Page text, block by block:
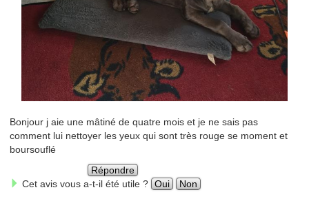
Bonjour j aie une mâtiné de quatre mois et je ne sais pas
comment lui nettoyer les yeux qui sont très rouge se moment et
boursouflé
Répondre
Cet avis vous a-t-il été utile ? Oui Non